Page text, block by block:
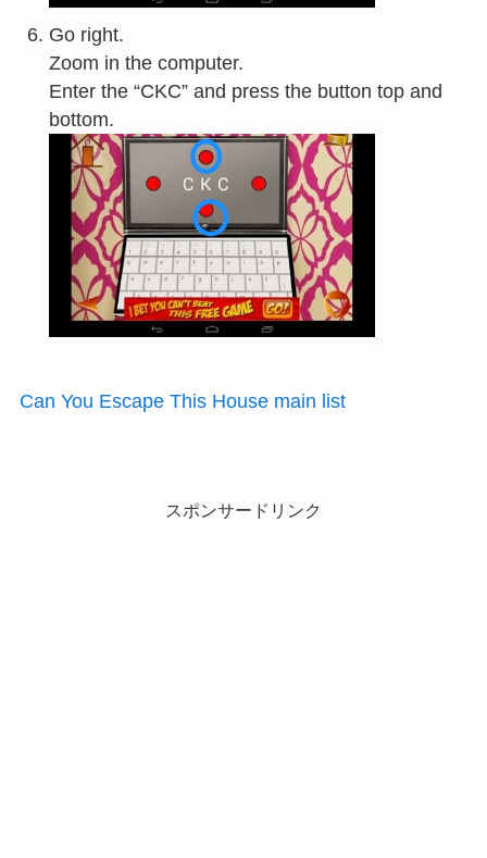
Go right.
Zoom in the computer.
Enter the “CKC” and press the button top and
bottom.
Can You Escape This House main list
スポンサードリンク